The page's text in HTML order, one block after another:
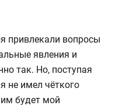
привлекали вопросы
явления и
так. Но, поступая
не имел чёткого
будет мой